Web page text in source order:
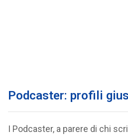
Podcaster: profili
I Podcaster, a parere di chi